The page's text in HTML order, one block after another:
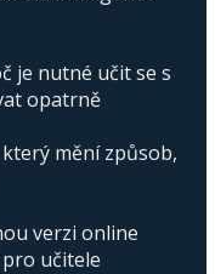
je nutné učit se s
opatrně
mění způsob,
verzi online
učitele